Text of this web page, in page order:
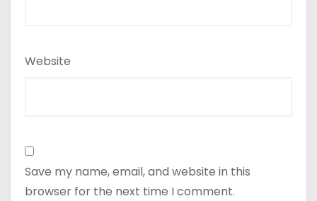
Website
Save my name, email, and website in this
browser for the next time I comment.